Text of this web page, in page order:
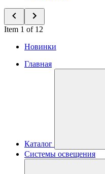
Item 1 of 12
Новинки
Главная
Каталог
Системы освещения